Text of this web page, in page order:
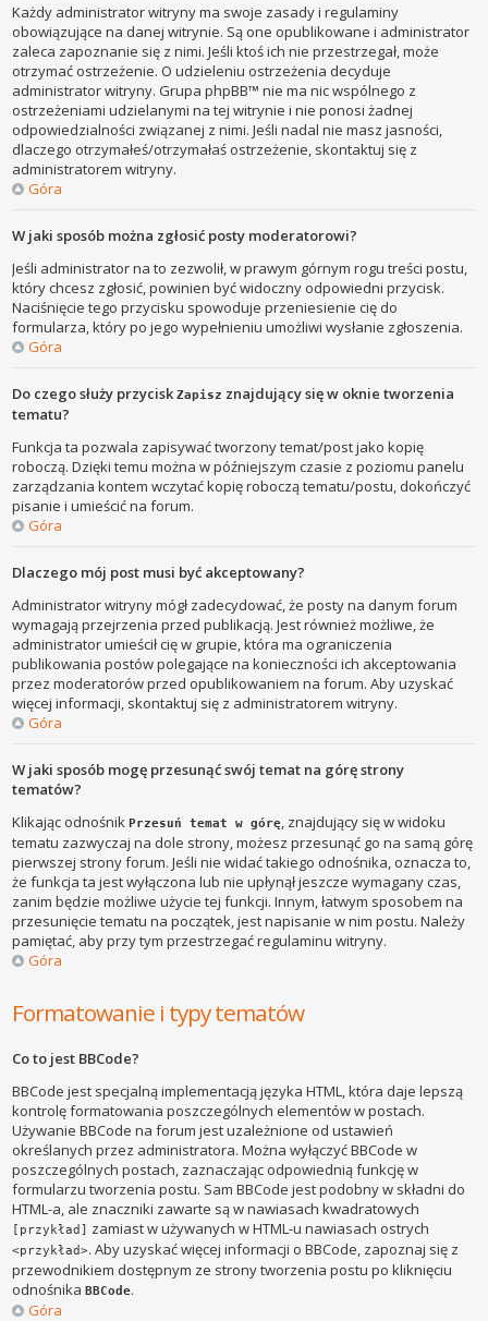
Każdy administrator witryny ma swoje zasady i regulaminy
obowiązujące na danej witrynie. Są one opublikowane i administrator
zaleca zapoznanie się z nimi. Jeśli ktoś ich nie przestrzegał, może
otrzymać ostrzeżenie. O udzieleniu ostrzeżenia decyduje
administrator witryny. Grupa phpBB™ nie ma nic wspólnego z
ostrzeżeniami udzielanymi na tej witrynie i nie ponosi żadnej
odpowiedzialności związanej z nimi. Jeśli nadal nie masz jasności,
dlaczego otrzymałeś/otrzymałaś ostrzeżenie, skontaktuj się z
administratorem witryny.
Góra
W jaki sposób można zgłosić posty moderatorowi?
Jeśli administrator na to zezwolił, w prawym górnym rogu treści postu,
który chcesz zgłosić, powinien być widoczny odpowiedni przycisk.
Naciśnięcie tego przycisku spowoduje przeniesienie cię do
formularza, który po jego wypełnieniu umożliwi wysłanie zgłoszenia.
Góra
Do czego służy przyciskZapisz znajdujący się w oknie tworzenia
tematu?
Funkcja ta pozwala zapisywać tworzony temat/post jako kopię
roboczą. Dzięki temu można w późniejszym czasie z poziomu panelu
zarządzania kontem wczytać kopię roboczą tematu/postu, dokończyć
pisanie i umieścić na forum.
Góra
Dlaczego mój post musi być akceptowany?
Administrator witryny mógł zadecydować, że posty na danym forum
wymagają przejrzenia przed publikacją. Jest również możliwe, że
administrator umieścił cię w grupie, która ma ograniczenia
publikowania postów polegające na konieczności ich akceptowania
przez moderatorów przed opublikowaniem na forum. Aby uzyskać
więcej informacji, skontaktuj się z administratorem witryny.
Góra
W jaki sposób mogę przesunąć swój temat na górę strony
tematów?
Klikając odnośnikPrzesuń temat w górę, znajdujący się w widoku
tematu zazwyczaj na dole strony, możesz przesunąć go na samą górę
pierwszej strony forum. Jeśli nie widać takiego odnośnika, oznacza to,
że funkcja ta jest wyłączona lub nie upłynął jeszcze wymagany czas,
zanim będzie możliwe użycie tej funkcji. Innym, łatwym sposobem na
przesunięcie tematu na początek, jest napisanie w nim postu. Należy
pamiętać, aby przy tym przestrzegać regulaminu witryny.
Góra
Formatowanie i typy tematów
Co to jest BBCode?
BBCode jest specjalną implementacją języka HTML, która daje lepszą
kontrolę formatowania poszczególnych elementów w postach.
Używanie BBCode na forum jest uzależnione od ustawień
określanych przez administratora. Można wyłączyć BBCode w
poszczególnych postach, zaznaczając odpowiednią funkcję w
formularzu tworzenia postu. Sam BBCode jest podobny w składni do
HTML-a, ale znaczniki zawarte są w nawiasach kwadratowych
[przykład] zamiast w używanych w HTML-u nawiasach ostrych
<przykład>. Aby uzyskać więcej informacji o BBCode, zapoznaj się z
przewodnikiem dostępnym ze strony tworzenia postu po kliknięciu
odnośnikaBBCode.
Góra